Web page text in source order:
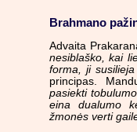
Brahmano
Advaita
nesiblaško, kai
forma, ji
principas.
pasiekti
eina dualumo
žmonės verti